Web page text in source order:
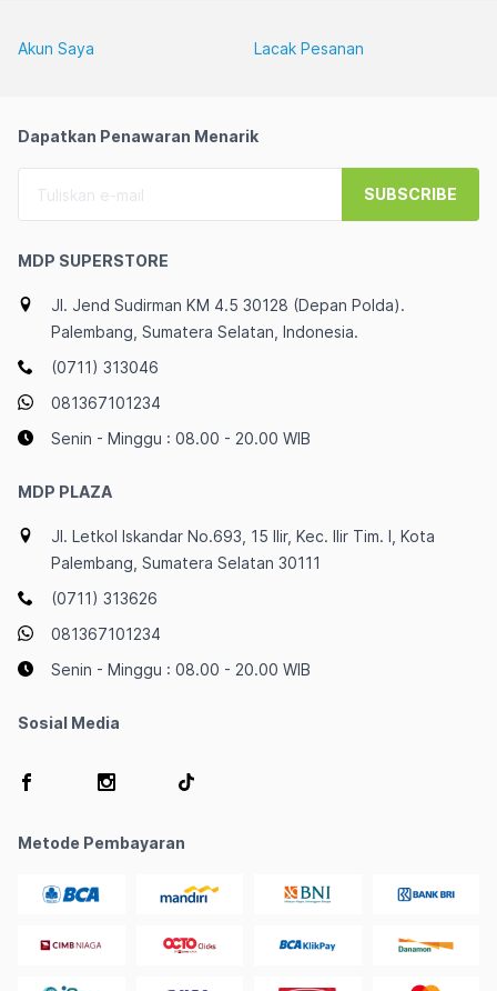
Akun Saya Lacak Pesanan
Dapatkan Penawaran Menarik
SUBSCRIBE
MDP SUPERSTORE
Jl. Jend Sudirman KM 4.5 30128 (Depan Polda).
Palembang, Sumatera Selatan, Indonesia.
(0711) 313046
081367101234
Senin - Minggu : 08.00 - 20.00 WIB
MDP PLAZA
Jl. Letkol Iskandar No.693, 15 Ilir, Kec. Ilir Tim. I, Kota
Palembang, Sumatera Selatan 30111
(0711) 313626
081367101234
Senin - Minggu : 08.00 - 20.00 WIB
Sosial Media
Metode Pembayaran